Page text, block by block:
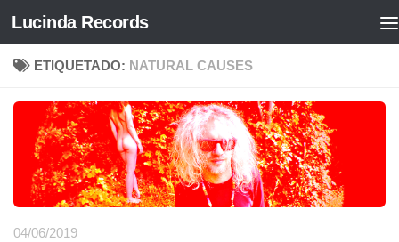
Saltar al contenido
Lucinda Records
ETIQUETADO: NATURAL CAUSES
04/06/2019